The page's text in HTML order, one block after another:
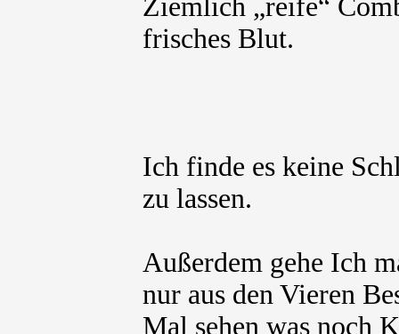
Ziemlich „reife“
frisches Blut.
Ich finde es keine
zu lassen.
Außerdem gehe Ich
nur aus den Vieren
Mal sehen was noch